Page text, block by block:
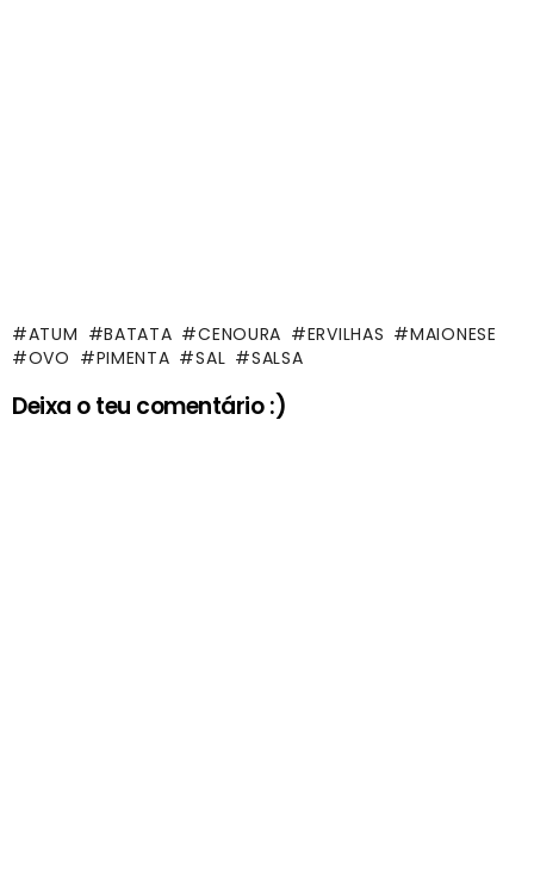
ATUM BATATA CENOURA ERVILHAS
MAIONESE
OVO
PIMENTA SAL SALSA
Deixa o teu comentário :)